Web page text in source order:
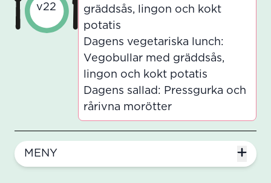
v22
gräddsås, lingon och kokt
potatis
Dagens vegetariska lunch:
Vegobullar med gräddsås,
lingon och kokt potatis
Dagens sallad: Pressgurka och
rårivna morötter
MENY